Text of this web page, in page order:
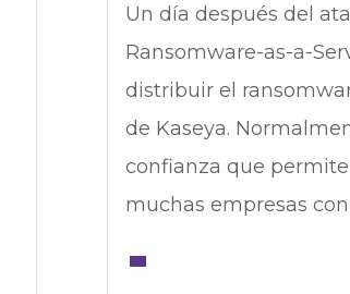
Un día después del
Ransomware-as-a-
distribuir el
de Kaseya.
confianza que
muchas empresas